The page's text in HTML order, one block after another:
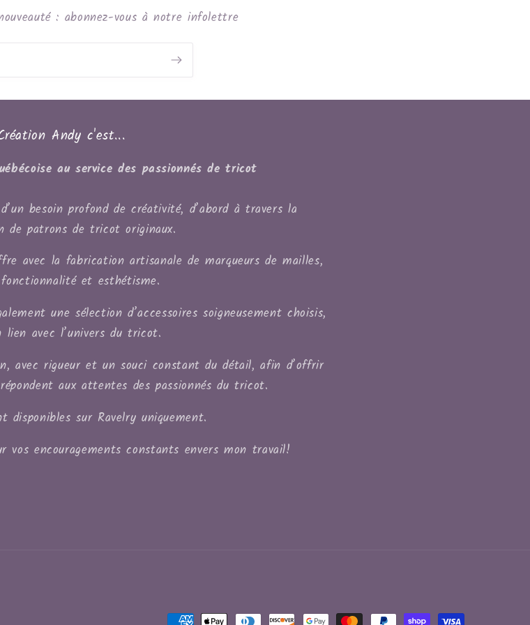
: abonnez-vous à notre infolettre
Andy c'est...
au service des passionnés de tricot
besoin profond de créativité, d’abord à travers la
de patrons de tricot originaux.
avec la fabrication artisanale de marqueurs de mailles,
et esthétisme.
une sélection d’accessoires soigneusement choisis,
lien avec l’univers du tricot.
avec rigueur et un souci constant du détail, afin d’offrir
aux attentes des passionnés du tricot.
disponibles sur Ravelry uniquement.
vos encouragements constants envers mon travail!